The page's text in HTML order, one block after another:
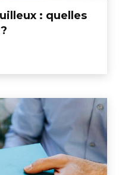
: quelles